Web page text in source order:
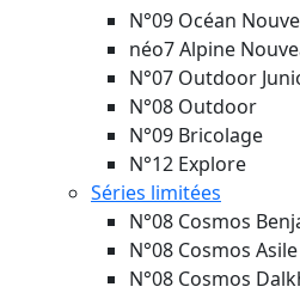
N°09 Océan
néo7 Alpine
N°07 Outdoor
N°08 Outdoor
N°09 Bricolage
N°12 Explore
Séries limitées
N°08 Cosmos
N°08 Cosmos Asile
N°08 Cosmos